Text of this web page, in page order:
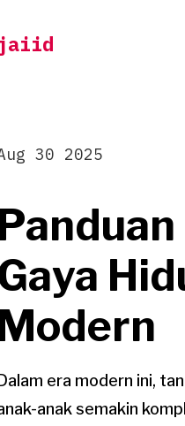
Modern
30 2025
era modern ini,
anak semakin